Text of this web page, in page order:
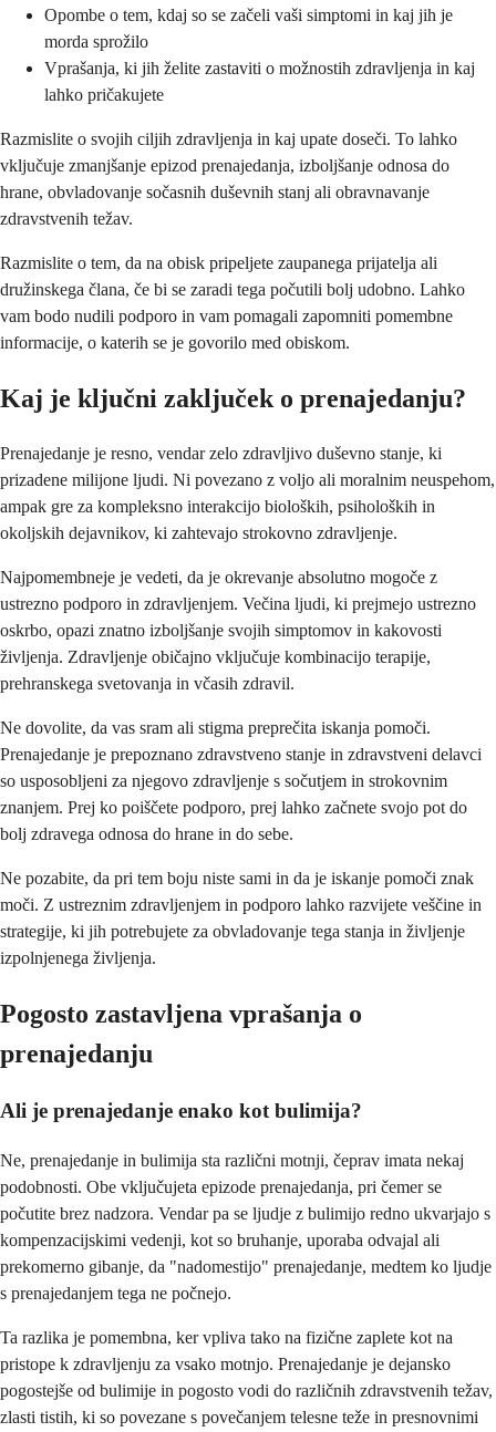
Opombe o tem, kdaj so se začeli vaši simptomi in kaj jih je
morda sprožilo
Vprašanja, ki jih želite zastaviti o možnostih zdravljenja in kaj
lahko pričakujete
Razmislite o svojih ciljih zdravljenja in kaj upate doseči. To lahko
vključuje zmanjšanje epizod prenajedanja, izboljšanje odnosa do
hrane, obvladovanje sočasnih duševnih stanj ali obravnavanje
zdravstvenih težav.
Razmislite o tem, da na obisk pripeljete zaupanega prijatelja ali
družinskega člana, če bi se zaradi tega počutili bolj udobno. Lahko
vam bodo nudili podporo in vam pomagali zapomniti pomembne
informacije, o katerih se je govorilo med obiskom.
Kaj je ključni zaključek o prenajedanju?
Prenajedanje je resno, vendar zelo zdravljivo duševno stanje, ki
prizadene milijone ljudi. Ni povezano z voljo ali moralnim neuspehom,
ampak gre za kompleksno interakcijo bioloških, psiholoških in
okoljskih dejavnikov, ki zahtevajo strokovno zdravljenje.
Najpomembneje je vedeti, da je okrevanje absolutno mogoče z
ustrezno podporo in zdravljenjem. Večina ljudi, ki prejmejo ustrezno
oskrbo, opazi znatno izboljšanje svojih simptomov in kakovosti
življenja. Zdravljenje običajno vključuje kombinacijo terapije,
prehranskega svetovanja in včasih zdravil.
Ne dovolite, da vas sram ali stigma preprečita iskanja pomoči.
Prenajedanje je prepoznano zdravstveno stanje in zdravstveni delavci
so usposobljeni za njegovo zdravljenje s sočutjem in strokovnim
znanjem. Prej ko poiščete podporo, prej lahko začnete svojo pot do
bolj zdravega odnosa do hrane in do sebe.
Ne pozabite, da pri tem boju niste sami in da je iskanje pomoči znak
moči. Z ustreznim zdravljenjem in podporo lahko razvijete veščine in
strategije, ki jih potrebujete za obvladovanje tega stanja in življenje
izpolnjenega življenja.
Pogosto zastavljena vprašanja o
prenajedanju
Ali je prenajedanje enako kot bulimija?
Ne, prenajedanje in bulimija sta različni motnji, čeprav imata nekaj
podobnosti. Obe vključujeta epizode prenajedanja, pri čemer se
počutite brez nadzora. Vendar pa se ljudje z bulimijo redno ukvarjajo s
kompenzacijskimi vedenji, kot so bruhanje, uporaba odvajal ali
prekomerno gibanje, da "nadomestijo" prenajedanje, medtem ko ljudje
s prenajedanjem tega ne počnejo.
Ta razlika je pomembna, ker vpliva tako na fizične zaplete kot na
pristope k zdravljenju za vsako motnjo. Prenajedanje je dejansko
pogostejše od bulimije in pogosto vodi do različnih zdravstvenih težav,
zlasti tistih, ki so povezane s povečanjem telesne teže in presnovnimi